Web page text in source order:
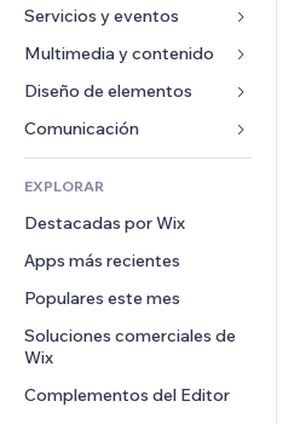
Móvil
Analíticas
Anuncios del sitio
Email
Apps para tiendas
Envíos y entregas
Botones de venta
Contabilidad
Cupones y fidelización
Almacenamiento de mercancía
Crowdfunding
Alimentos y bebidas
Servicios y eventos
Hoteles
Eventos
Restaurantes
Inmobiliarias
Reservas
Multimedia y contenido
Galerías
Música
Pódcast
Fotografía
Video
PDF
Compartir archivos
Noticias
Servicios de contenido
Efectos de texto
Diseño de elementos
Mapas y navegación
Privacidad y seguridad
Reloj
Plantillas para páginas
Efectos de imágenes
Botones y menús
Banners e insignias
Calculadoras
Buscar
Formularios
Encuestas
Chat
Comentarios
Teléfono
Comunidad
Reseñas y testimonios
EXPLORAR
Destacadas por Wix
Apps más recientes
Populares este mes
Soluciones comerciales de
Wix
Complementos del Editor